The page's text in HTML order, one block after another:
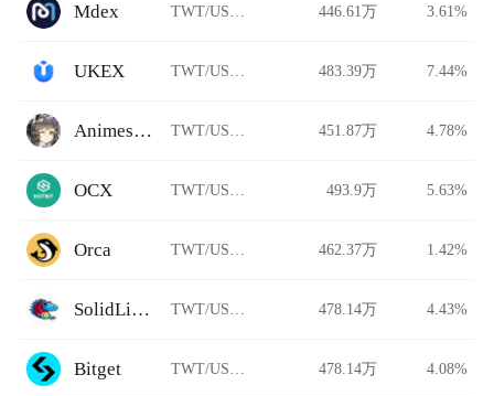
Mdex 446.61万 3.61%
UKEX 483.39万 7.44%
Animeswap 451.87万 4.78%
OCX 493.9万 5.63%
Orca 462.37万 1.42%
SolidLizard 478.14万 4.43%
Bitget 478.14万 4.08%